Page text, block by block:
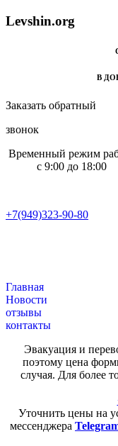
Levshin.org
В
Заказать обратный
звонок
Временный режим
с 9:00 до 18:00
+7(949)323-90-80
Главная
Новости
отзывы
контакты
Эвакуация и
поэтому цена
случая. Для более
Уточнить цены на
мессенджера